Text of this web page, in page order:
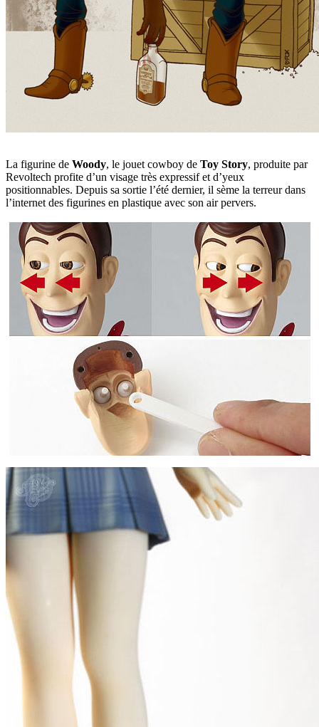
La figurine de Woody, le jouet cowboy de Toy Story, produite par
Revoltech profite d’un visage très expressif et d’yeux
positionnables. Depuis sa sortie l’été dernier, il sème la terreur dans
l’internet des figurines en plastique avec son air pervers.